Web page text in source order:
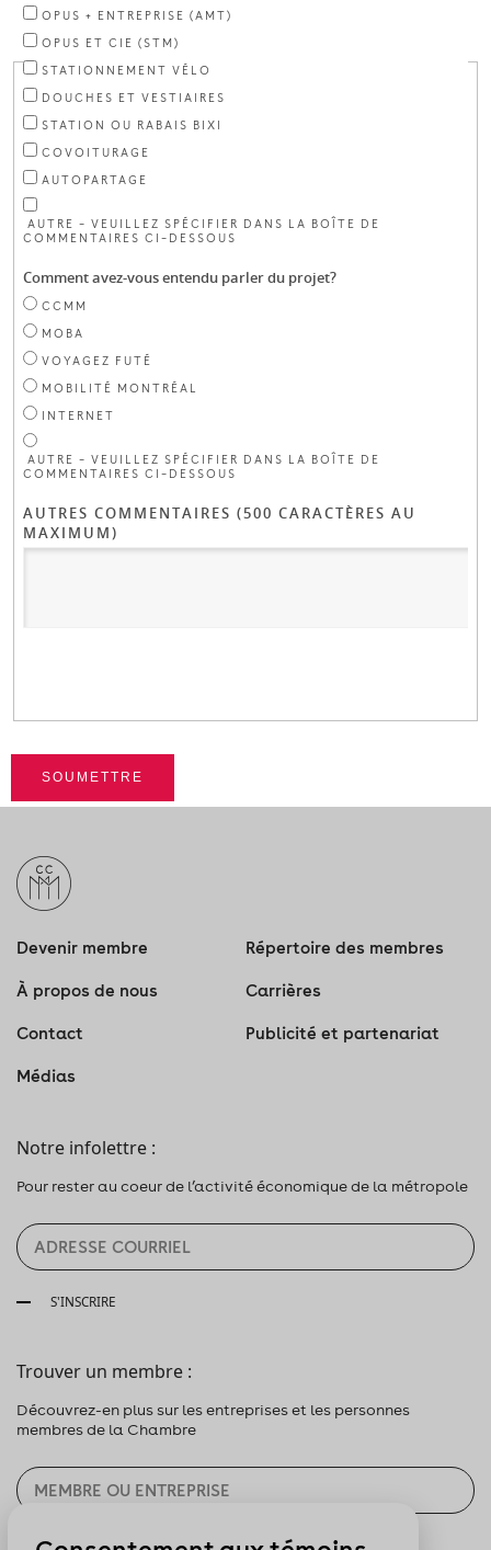
OPUS + ENTREPRISE (AMT)
OPUS ET CIE (STM)
STATIONNEMENT VÉLO
DOUCHES ET VESTIAIRES
STATION OU RABAIS BIXI
COVOITURAGE
AUTOPARTAGE
AUTRE – VEUILLEZ SPÉCIFIER DANS LA BOÎTE DE
COMMENTAIRES CI–DESSOUS
Comment avez-vous entendu parler du projet?
CCMM
MOBA
VOYAGEZ FUTÉ
MOBILITÉ MONTRÉAL
INTERNET
AUTRE – VEUILLEZ SPÉCIFIER DANS LA BOÎTE DE
COMMENTAIRES CI–DESSOUS
AUTRES COMMENTAIRES (500 CARACTÈRES AU
MAXIMUM)
SOUMETTRE
Devenir membre Répertoire des membres
À propos de nous Carrières
Contact Publicité et partenariat
Médias
Notre infolettre :
Pour rester au coeur de l’activité économique de la métropole
S'INSCRIRE
Trouver un membre :
Découvrez-en plus sur les entreprises et les personnes
membres de la Chambre
CHERCHER